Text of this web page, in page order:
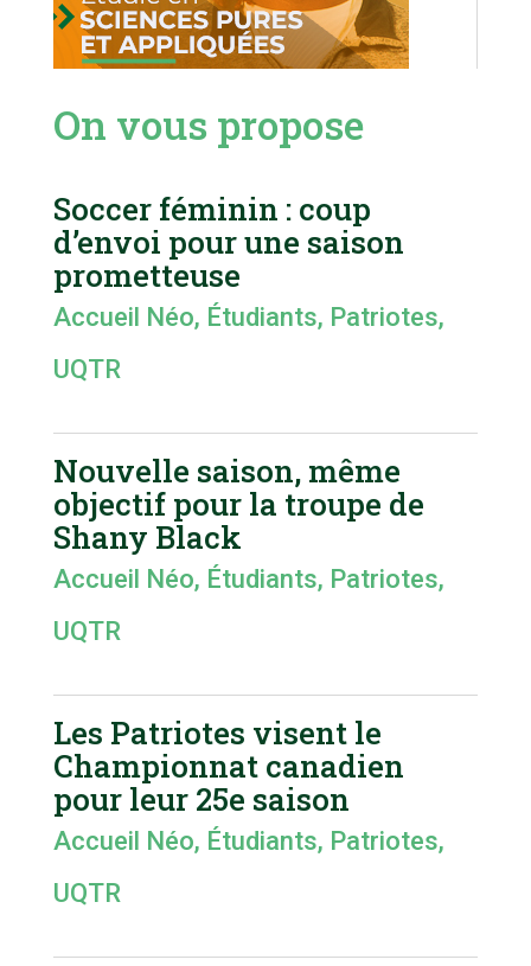
On vous propose
Soccer féminin : coup
d’envoi pour une saison
prometteuse
Accueil Néo, Étudiants, Patriotes,
UQTR
Nouvelle saison, même
objectif pour la troupe de
Shany Black
Accueil Néo, Étudiants, Patriotes,
UQTR
Les Patriotes visent le
Championnat canadien
pour leur 25e saison
Accueil Néo, Étudiants, Patriotes,
UQTR